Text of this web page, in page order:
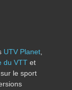
UTV Planet
du VTT et
le sport